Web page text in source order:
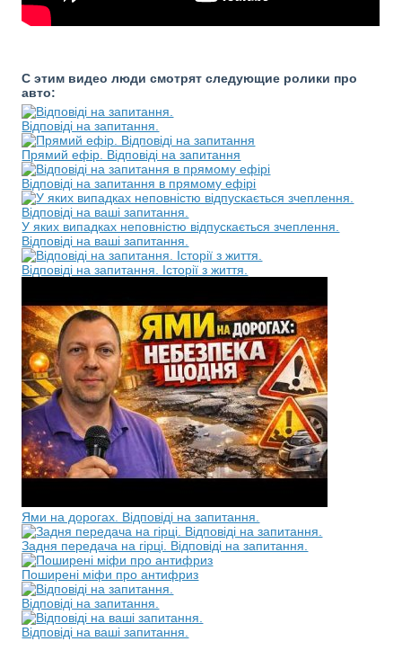
С этим видео люди смотрят следующие ролики про
авто:
Відповіді на запитання.
Прямий ефір. Відповіді на запитання
Відповіді на запитання в прямому ефірі
У яких випадках неповністю відпускається зчеплення.
Відповіді на ваші запитання.
Відповіді на запитання. Історії з життя.
Ями на дорогах. Відповіді на запитання.
Задня передача на гірці. Відповіді на запитання.
Поширені міфи про антифриз
Відповіді на запитання.
Відповіді на ваші запитання.